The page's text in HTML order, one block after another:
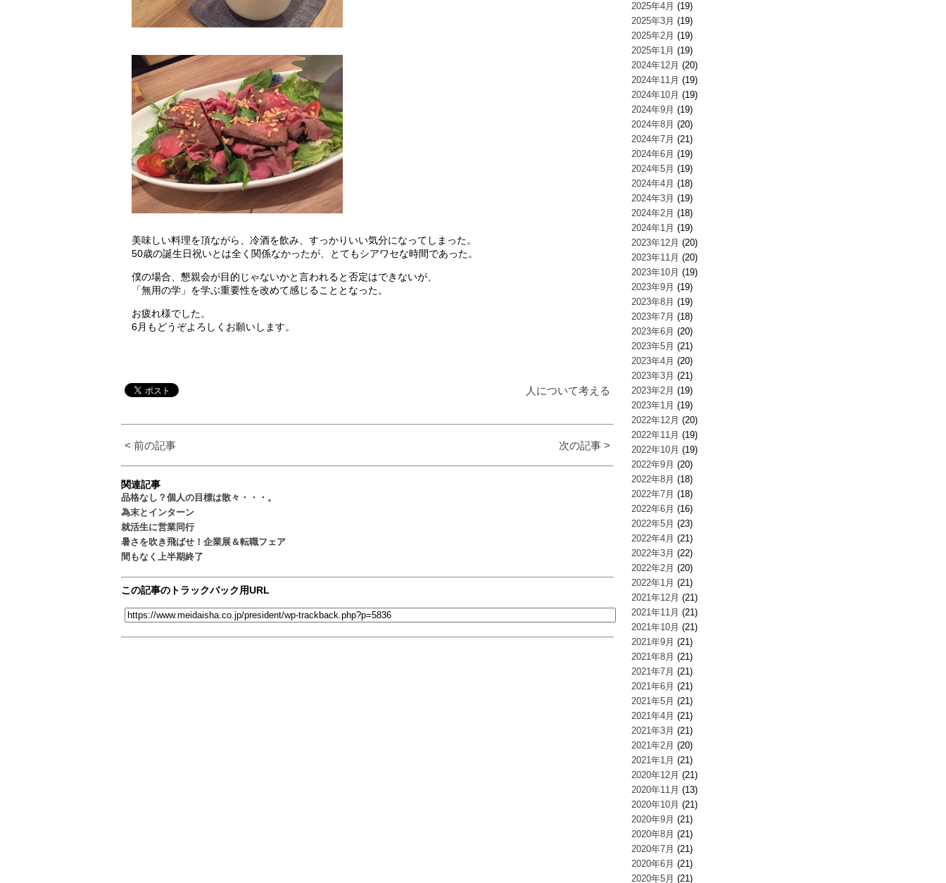
2025年4月 (19)
2025年3月 (19)
2025年2月 (19)
2025年1月 (19)
2024年12月 (20)
2024年11月 (19)
2024年10月 (19)
2024年9月 (19)
2024年8月 (20)
2024年7月 (21)
2024年6月 (19)
2024年5月 (19)
2024年4月 (18)
2024年3月 (19)
2024年2月 (18)
2024年1月 (19)
2023年12月 (20)
2023年11月 (20)
2023年10月 (19)
2023年9月 (19)
2023年8月 (19)
2023年7月 (18)
2023年6月 (20)
2023年5月 (21)
2023年4月 (20)
2023年3月 (21)
2023年2月 (19)
2023年1月 (19)
2022年12月 (20)
2022年11月 (19)
2022年10月 (19)
2022年9月 (20)
2022年8月 (18)
2022年7月 (18)
2022年6月 (16)
2022年5月 (23)
2022年4月 (21)
2022年3月 (22)
2022年2月 (20)
2022年1月 (21)
2021年12月 (21)
2021年11月 (21)
2021年10月 (21)
2021年9月 (21)
2021年8月 (21)
2021年7月 (21)
2021年6月 (21)
2021年5月 (21)
2021年4月 (21)
2021年3月 (21)
2021年2月 (20)
2021年1月 (21)
2020年12月 (21)
2020年11月 (13)
2020年10月 (21)
2020年9月 (21)
2020年8月 (21)
2020年7月 (21)
2020年6月 (21)
2020年5月 (21)
美味しい料理を頂ながら、冷酒を飲み、すっかりいい気分になってしまった。
50歳の誕生日祝いとは全く関係なかったが、とてもシアワセな時間であった。
僕の場合、懇親会が目的じゃないかと言われると否定はできないが、
「無用の学」を学ぶ重要性を改めて感じることとなった。
お疲れ様でした。
6月もどうぞよろしくお願いします。
人について考える
< 前の記事 次の記事 >
関連記事
品格なし？個人の目標は散々・・・。
為末とインターン
就活生に営業同行
暑さを吹き飛ばせ！企業展＆転職フェア
間もなく上半期終了
この記事のトラックバック用URL